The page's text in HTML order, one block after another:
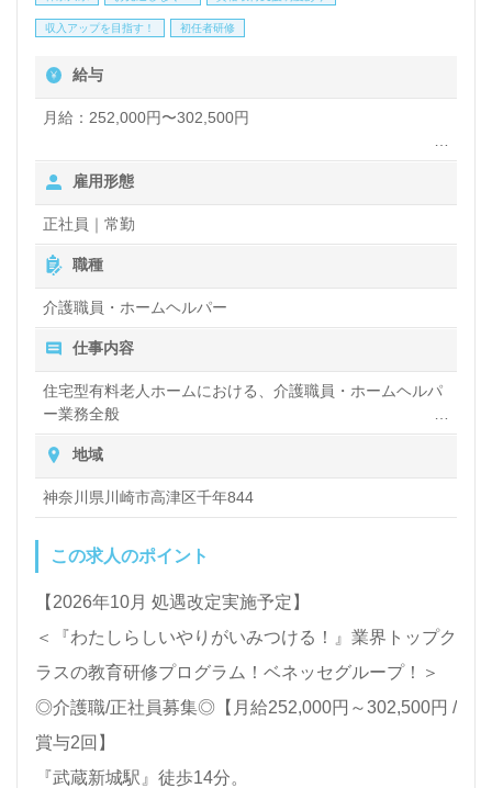
いてみませんか◎
『ご利用者様からのありがとうが原動力です。働く喜
びがここにはあります！』等のお声も届く事業所様で
す。手厚いOJT/それぞれの成長に沿った研修プログ
ラム、自分の気持ちが伝えやすい環境面も嬉しいポイ
ント！『ご利用者様お一人おひとりに寄り添いたい』
『介護知識や技術力を高めたい、働きがいを感じなが
ら仕事をしたい』『転職でキャリアチェンジを実現し
たい、施設形態や環境を変えて働きたい』等の方も大
歓迎です！求人詳細等、担当コンサルタントよりご案
内します。お問い合わせも遠慮なくお願いします。
ブ介護】＊求人情報収集、将来的に検討の方も遠慮な
LINE、メール、お電話などご希望に応じてお問い合
わせ/ご相談可能です。転職相談、求人紹介、年収交
渉など完全無料サービスをご利用いただけます。＜非
公開求人も取扱いあり！＞"転職支援"のプロと一緒に
転職活動！お問い合わせお待ちしております。
収入アップを目指す！ 初任者研修
給与
月給：252,000円〜302,500円
夜勤手当：5,000円/回（夜勤回数月5回程度）
交通費規定内支給
残業手当
資格手当：初任者研修6,000円/月、介護福祉士21,500円/
月、ケアマネ5,000円/月
※初任者研修手当は実務者研修をお持ちの方も対象。
※介護福祉士手当を支給の場合は対象外となります。
社内専門資格手当
年末年始手当
保育手当：10,000円（規定あり）
有給取得促進手当
賞与（年2回）
昇給（年1回、定期昇給、昇格による基本給アップあり）
雇用形態
正社員｜常勤
職種
介護職員・ホームヘルパー
仕事内容
住宅型有料老人ホームにおける、介護職員・ホームヘルパ
ー業務全般
・入浴や排せつ、食事などの身体的サポート、買い物や掃
除、洗濯など日常生活のサポートなど
地域
神奈川県川崎市高津区千年844
この求人のポイント
【2026年10月 処遇改定実施予定】
＜『わたしらしいやりがいみつける！』業界トップク
ラスの教育研修プログラム！ベネッセグループ！＞
◎介護職/正社員募集◎【月給252,000円～302,500円 /
賞与2回】
『武蔵新城駅』徒歩14分。